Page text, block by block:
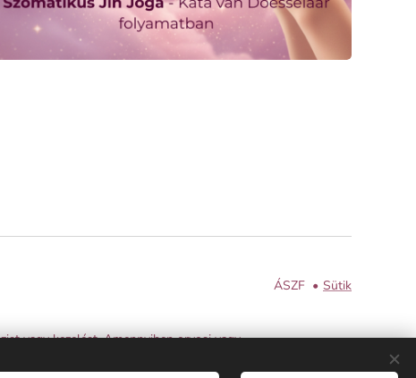
vagy kezelést. Amennyiben orvosi vagy
ÁSZF Sütik